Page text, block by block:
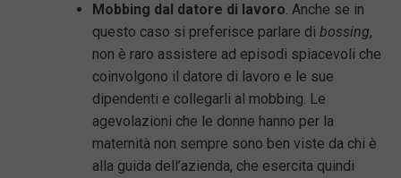
Mobbing dal datore di lavoro. Anche se in
questo caso si preferisce parlare di bossing,
non è raro assistere ad episodi spiacevoli che
coinvolgono il datore di lavoro e le sue
dipendenti e collegarli al mobbing. Le
agevolazioni che le donne hanno per la
maternità non sempre sono ben viste da chi è
alla guida dell’azienda, che esercita quindi